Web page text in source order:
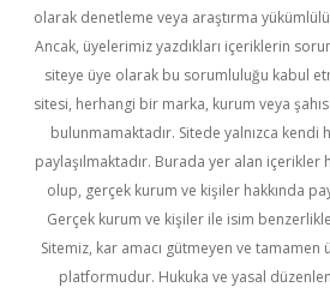
olarak denetleme veya araştırma
Ancak, üyelerimiz yazdıkları içeriklerin
siteye üye olarak bu sorumluluğu kabul
sitesi, herhangi bir marka, kurum veya
bulunmamaktadır. Sitede yalnızca kendi
paylaşılmaktadır. Burada yer alan içerikler
olup, gerçek kurum ve kişiler hakkında
Gerçek kurum ve kişiler ile isim
Sitemiz, kar amacı gütmeyen ve tamamen
platformudur. Hukuka ve yasal